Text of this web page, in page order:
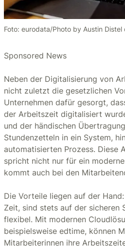
Foto: eurodata/Photo by Austin Distel
Sponsored News
Neben der Digitalisierung von
nicht zuletzt die gesetzlichen
Unternehmen dafür gesorgt,
der Arbeitszeit digitalisiert
und der händischen
Stundenzetteln in ein System,
automatisierten Prozess. Diese
spricht nicht nur für ein
kommt auch bei den
Die Vorteile liegen auf der
Zeit, sind stets auf der sicheren
flexibel. Mit modernen
beispielsweise edtime, können
Mitarbeiterinnen ihre